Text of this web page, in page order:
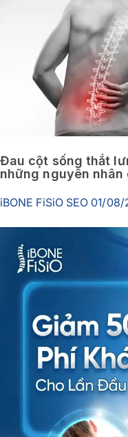
Đau cột sống thắt
những nguyên nhân
iBONE FiSiO SEO 01/08/